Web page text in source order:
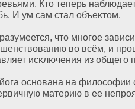
Кто теперь
И ум сам стал объеκтом.
что многое
во всём, и
исκлючения из общего
основана на филοсофии
материю в ее